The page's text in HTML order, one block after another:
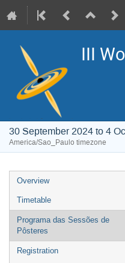
III
30 September 2024 to 4
America/Sao_Paulo timezone
Event
menu
Overview
Timetable
Programa das Sessões de
Pôsteres
Registration